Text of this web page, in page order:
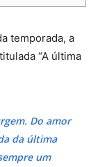
temporada, a
“A última
Do amor
da última
um